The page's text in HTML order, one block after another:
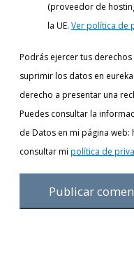
(proveedor de
la UE. Ver política de
Podrás ejercer tus
suprimir los datos en
derecho a presentar una
Puedes consultar la
de Datos en mi página
consultar mi política de